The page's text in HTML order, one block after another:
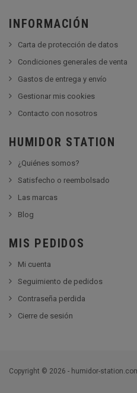
INFORMACIÓN
Carta de protección de datos
Condiciones generales de venta
Gastos de entrega y envío
Gestionar mis cookies
Contacto con nosotros
HUMIDOR STATION
¿Quiénes somos?
Satisfecho o reembolsado
Las marcas
Blog
MIS PEDIDOS
Mi cuenta
Seguimiento de pedidos
Contraseña perdida
Cierre de sesión
Copyright © 2026 - humidor-